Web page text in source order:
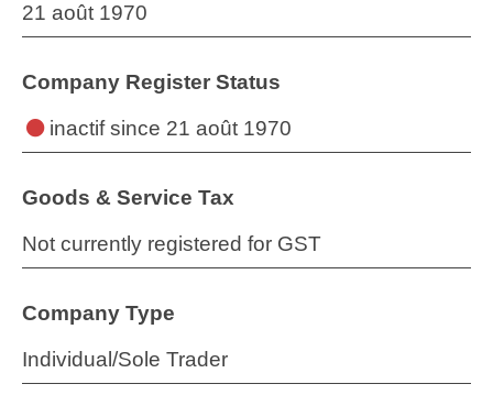
21 août 1970
Company Register Status
inactifsince 21 août 1970
Goods & Service Tax
Not currently registered for GST
Company Type
Individual/Sole Trader